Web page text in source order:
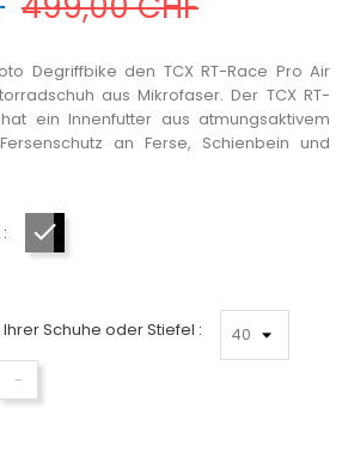
Degriffbike den TCX RT-Race Pro Air
aus Mikrofaser. Der TCX RT-
ein Innenfutter aus atmungsaktivem
an Ferse, Schienbein und
Schuhe oder Stiefel :
−